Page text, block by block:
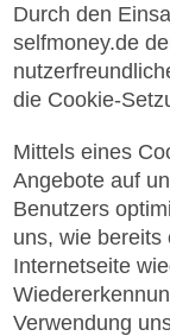
Durch den
selfmoney.de
die Cookie-
Mittels eines
Angebote auf
Benutzers
uns, wie bereits
Internetseite
Verwendung